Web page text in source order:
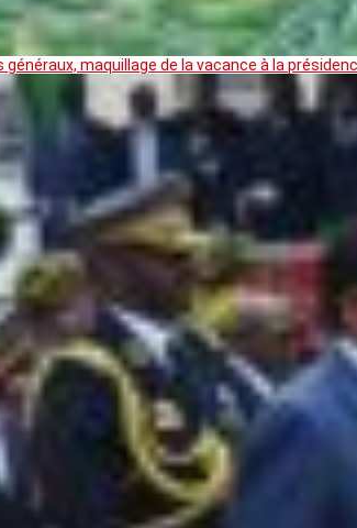
généraux, maquillage de la vacance à la